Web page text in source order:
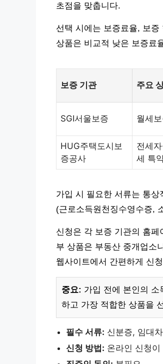
초점을 맞춥니다.
선택 시에는 보증료율, 보
상품은 비교적 낮은 보증료
보증 기관 주요
SGI서울보증 월세
HUG주택도시보
증공사
전세
세 특
가입 시 필요한 서류는 통
(근로소득원천징수영수증,
신청은 각 보증 기관의 홈
부 상품은 부동산 중개업소
웹사이트에서 간편하게 신
중요: 가입 전에 본인의 소
하고 가장 적합한 상품을
필수 서류: 신분증, 임대
신청 방법: 온라인 신청이